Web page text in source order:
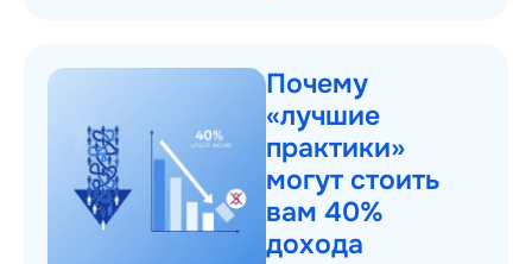
Почему
«лучшие
практики»
могут стоить
вам 40%
дохода